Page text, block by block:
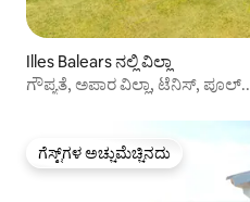
Illes Balears ನಲ್ಲಿ ವಿಲ್ಲಾ
ಗೌಪ್ಯತೆ, ಅಪಾರ ವಿಲ್ಲಾ, ಟೆನಿಸ್, ಪೂಲ್..
ಗೆಸ್ಟ್‌ಗಳ ಅಚ್ಚುಮೆಚ್ಚಿನದು
ಗೆಸ್ಟ್‌ಗಳ ಅಚ್ಚುಮೆಚ್ಚಿನದು